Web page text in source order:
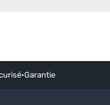
•Garantie